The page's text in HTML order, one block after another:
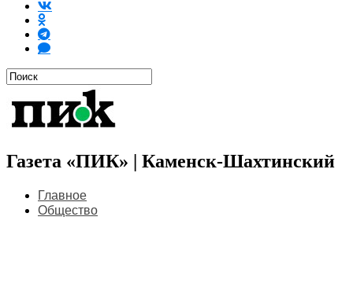
Газета «ПИК» | Каменск-Шахтинский
Главное
Общество